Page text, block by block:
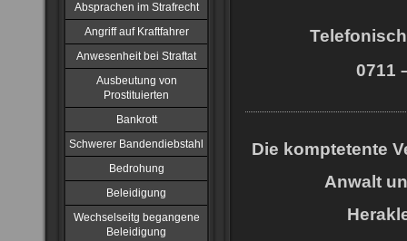
Absprachen im Strafrecht
Angriff auf Kraftfahrer
Anwesenheit bei Straftat
Ausbeutung von
Prostituierten
Bankrott
Schwerer Bandendiebstahl
Bedrohung
Beleidigung
Wechselseitg begangene
Beleidigung
0711
Die komptetente
Anwalt